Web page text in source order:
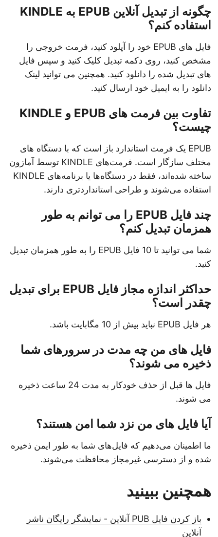
چگونه از تبدیل آنلاین EPUB به KINDLE
استفاده کنم؟
فایل های EPUB خود را آپلود کنید، فرمت خروجی را
مشخص کنید، روی دکمه تبدیل کلیک کنید و سپس فایل
های تبدیل شده را دانلود کنید. همچنین می توانید لینک
دانلود را به ایمیل خود ارسال کنید.
تفاوت بین فرمت های EPUB و KINDLE
چیست؟
EPUB یک فرمت استاندارد باز است که با دستگاه های
مختلف سازگار است. فرمت‌های KINDLE توسط آمازون
ساخته شده‌اند، فقط در دستگاه‌ها یا برنامه‌های KINDLE
استفاده می‌شوند و طراحی استانداردتری دارند.
چند فایل EPUB را می توانم به طور
همزمان تبدیل کنم؟
شما می توانید تا 10 فایل EPUB را به طور همزمان تبدیل
کنید.
حداکثر اندازه مجاز فایل EPUB برای تبدیل
چقدر است؟
هر فایل EPUB نباید بیش از 10 مگابایت باشد.
فایل های من چه مدت در سرورهای شما
ذخیره می شوند؟
فایل ها قبل از حذف خودکار به مدت 24 ساعت ذخیره
می شوند.
آیا فایل های من نزد شما امن هستند؟
ما اطمینان می‌دهیم که فایل‌های شما به طور ایمن ذخیره
شده و از دسترسی غیرمجاز محافظت می‌شوند.
همچنین ببینید
باز کردن فایل PUB آنلاین - نمایشگر رایگان ناشر
آنلاین